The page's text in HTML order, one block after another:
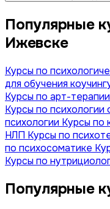
Популярные курсы по психологии в
Ижевске
Курсы по
для обучения
Курсы по арт-терапии
Курсы по психологии
психологии Курсы по
НЛП Курсы по
по психосоматике
Курсы по
Популярные